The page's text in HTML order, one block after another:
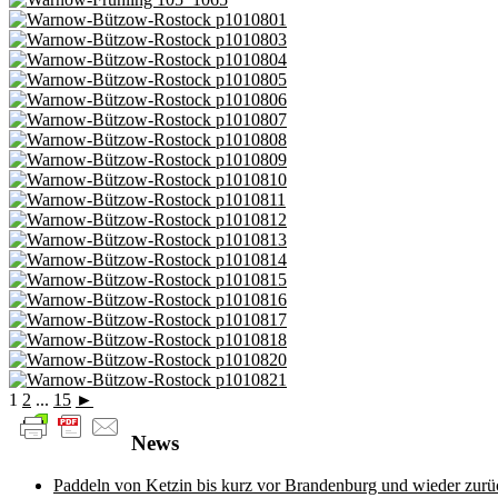
1 2 ... 15 ►
News
Paddeln von Ketzin bis kurz vor Brandenburg und wieder